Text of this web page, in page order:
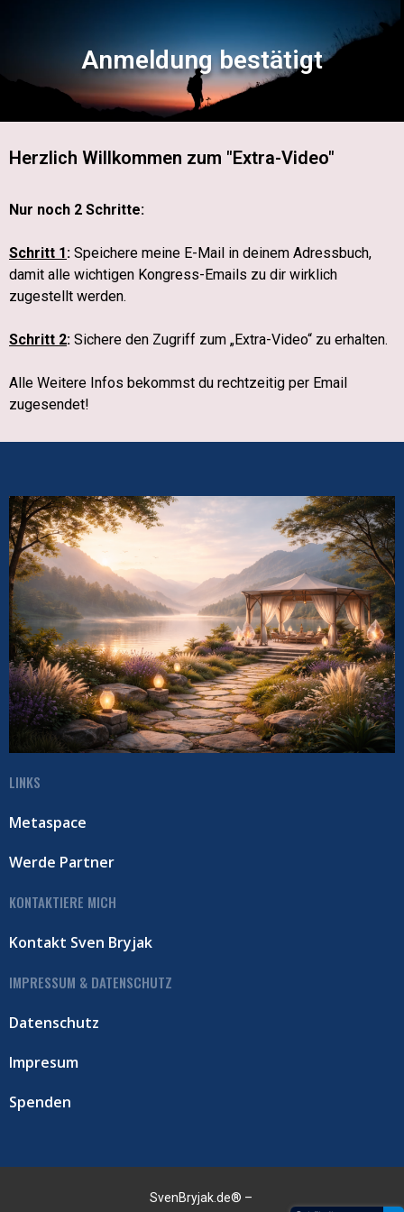
Anmeldung bestätigt
Herzlich Willkommen zum "Extra-Video"
Nur noch 2 Schritte:
Schritt 1: Speichere meine E-Mail in deinem Adressbuch,
damit alle wichtigen Kongress-Emails zu dir wirklich
zugestellt werden.
Schritt 2: Sichere den Zugriff zum „Extra-Video“ zu erhalten.
Alle Weitere Infos bekommst du rechtzeitig per Email
zugesendet!
LINKS
Metaspace
Werde Partner
KONTAKTIERE MICH
Kontakt Sven Bryjak
IMPRESSUM & DATENSCHUTZ
Datenschutz
Impresum
Spenden
SvenBryjak.de® –